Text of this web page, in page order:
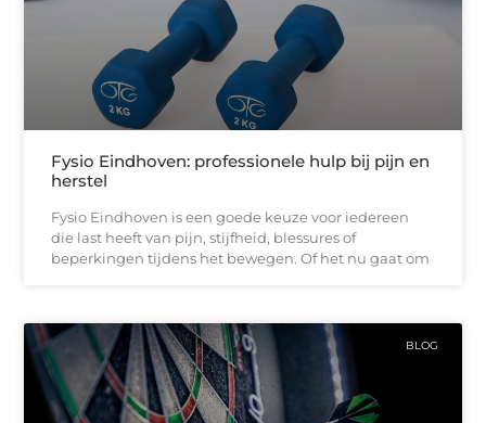
Fysio Eindhoven: professionele hulp bij pijn en
herstel
Fysio Eindhoven is een goede keuze voor iedereen
die last heeft van pijn, stijfheid, blessures of
beperkingen tijdens het bewegen. Of het nu gaat om
BLOG